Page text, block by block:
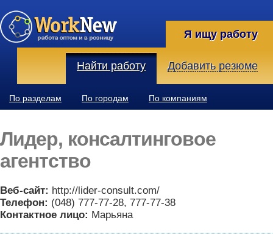
Я ищу работу
Найти работу Добавить резюме
По разделам По городам По компаниям
Лидер, консалтинговое
агентство
Веб-сайт: http://lider-consult.com/
Телефон: (048) 777-77-28, 777-77-38
Контактное лицо: Марьяна